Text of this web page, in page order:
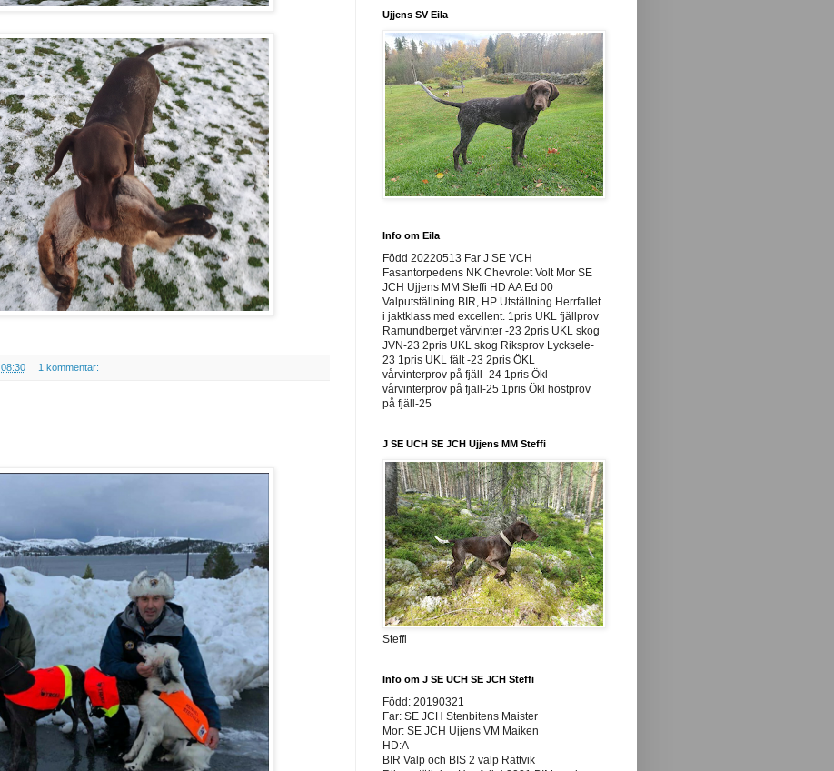
08:30 1 kommentar:
Ujjens SV Eila
Info om Eila
Född 20220513 Far J SE VCH
Fasantorpedens NK Chevrolet Volt Mor SE
JCH Ujjens MM Steffi HD AA Ed 00
Valputställning BIR, HP Utställning Herrfallet
i jaktklass med excellent. 1pris UKL fjällprov
Ramundberget vårvinter -23 2pris UKL skog
JVN-23 2pris UKL skog Riksprov Lycksele-
23 1pris UKL fält -23 2pris ÖKL
vårvinterprov på fjäll -24 1pris Ökl
vårvinterprov på fjäll-25 1pris Ökl höstprov
på fjäll-25
J SE UCH SE JCH Ujjens MM Steffi
Steffi
Info om J SE UCH SE JCH Steffi
Född: 20190321
Far: SE JCH Stenbitens Maister
Mor: SE JCH Ujjens VM Maiken
HD:A
BIR Valp och BIS 2 valp Rättvik